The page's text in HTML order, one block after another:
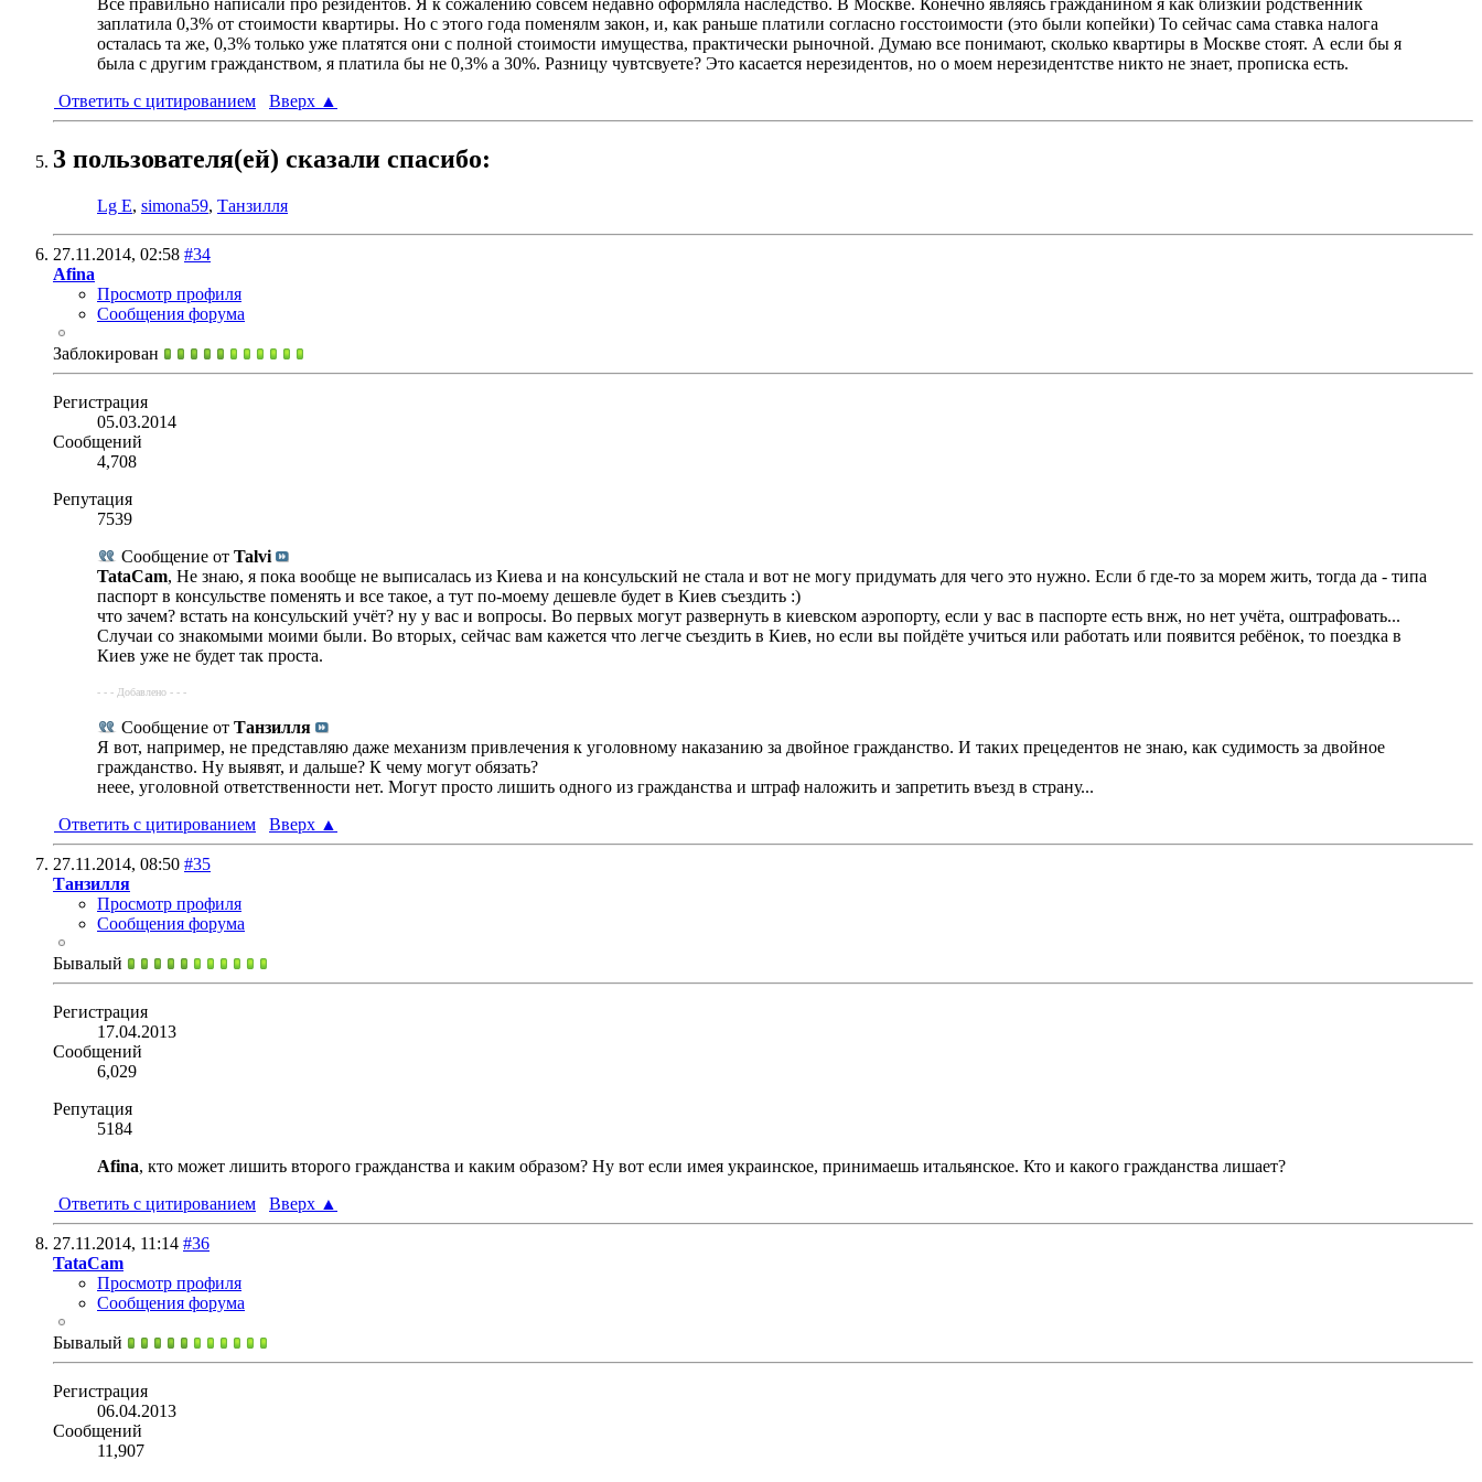
заплатила 0,3% от стоимости квартиры. Но с этого года поменялм закон, и, как раньше платили согласно госстоимости (это были копейки) То сейчас сама ставка налога
осталась та же, 0,3% только уже платятся они с полной стоимости имущества, практически рыночной. Думаю все понимают, сколько квартиры в Москве стоят. А если бы я
была с другим гражданством, я платила бы не 0,3% а 30%. Разницу чувтсвуете? Это касается нерезидентов, но о моем нерезидентстве никто не знает, прописка есть.
Ответить с цитированием
Вверх ▲
3 пользователя(ей) сказали cпасибо:
Lg E, simona59, Танзилля
27.11.2014, 02:58 #34
Afina
Просмотр профиля
Сообщения форума
Заблокирован
Регистрация
05.03.2014
Сообщений
4,708
Репутация
7539
Сообщение от Talvi
TataCam, Не знаю, я пока вообще не выписалась из Киева и на консульский не стала и вот не могу придумать для чего это нужно. Если б где-то за морем жить, тогда да - типа
паспорт в консульстве поменять и все такое, а тут по-моему дешевле будет в Киев съездить :)
что зачем? встать на консульский учёт? ну у вас и вопросы. Во первых могут развернуть в киевском аэропорту, если у вас в паспорте есть внж, но нет учёта, оштрафовать...
Случаи со знакомыми моими были. Во вторых, сейчас вам кажется что легче съездить в Киев, но если вы пойдёте учиться или работать или появится ребёнок, то поездка в
Киев уже не будет так проста.
- - - Добавлено - - -
Сообщение от Танзилля
Я вот, например, не представляю даже механизм привлечения к уголовному наказанию за двойное гражданство. И таких прецедентов не знаю, как судимость за двойное
гражданство. Ну выявят, и дальше? К чему могут обязать?
неее, уголовной ответственности нет. Могут просто лишить одного из гражданства и штраф наложить и запретить въезд в страну...
Ответить с цитированием
Вверх ▲
27.11.2014, 08:50 #35
Танзилля
Просмотр профиля
Сообщения форума
Бывалый
Регистрация
17.04.2013
Сообщений
6,029
Репутация
5184
Afina, кто может лишить второго гражданства и каким образом? Ну вот если имея украинское, принимаешь итальянское. Кто и какого гражданства лишает?
Ответить с цитированием
Вверх ▲
27.11.2014, 11:14 #36
TataCam
Просмотр профиля
Сообщения форума
Бывалый
Регистрация
06.04.2013
Сообщений
11,907